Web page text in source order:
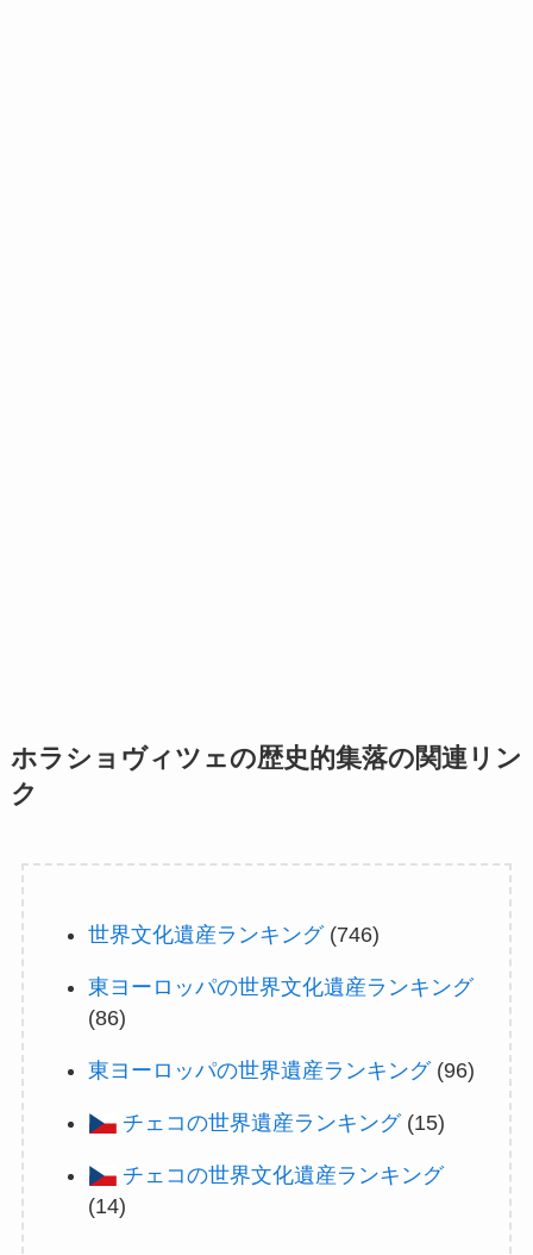
ホラショヴィツェの歴史的集落の関連リン
ク
世界文化遺産ランキング(746)
東ヨーロッパの世界文化遺産ランキング
(86)
東ヨーロッパの世界遺産ランキング(96)
チェコの世界遺産ランキング(15)
チェコの世界文化遺産ランキング
(14)